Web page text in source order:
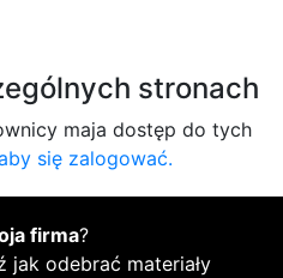
stronach
maja dostęp do tych
się zalogować.
firma?
jak odebrać materiały